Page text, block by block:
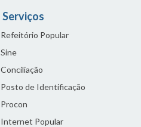
Serviços
Refeitório Popular
Sine
Conciliação
Posto de Identificação
Procon
Internet Popular